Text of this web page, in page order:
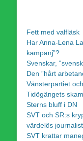
Fett med valfläsk
Har Anna-Lena
kampanj”?
Svenskar,
Den ”hårt
Vänsterpartiet
Tidögängets
Sterns bluff i DN
SVT och SR:s
värdelös
SVT krattar